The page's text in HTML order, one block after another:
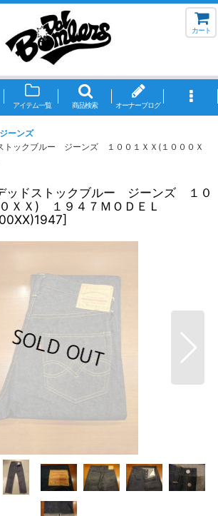
カート
アイテム一覧 商品検索 オーナーブログ
ジーンズ
トックブルー ジーンズ １００１ＸＸ(１０００Ｘ
ッドストックブルー ジーンズ １０
ＸＸ) １９４７ＭＯＤＥＬ
]